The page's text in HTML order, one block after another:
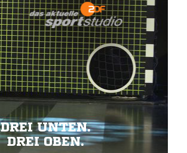
DREI UNTEN.
DREI OBEN.